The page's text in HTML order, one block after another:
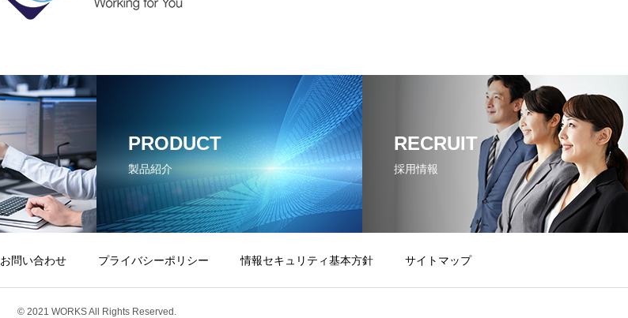
PRODUCT
製品紹介
RECRUIT
採用情報
お問い合わせ プライバシーポリシー 情報セキュリティ基本方針 サイトマップ
© 2021 WORKS All Rights Reserved.